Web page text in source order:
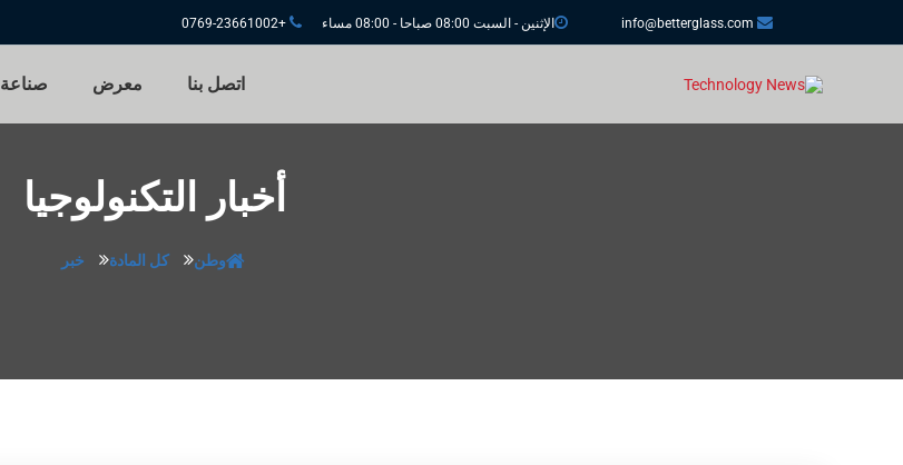
info@betterglass.com الإثنين - السبت 08:00 صباحا - 08:00 مساء +0769-23661002
صناعة معرض اتصل بنا
أخبار التكنولوجيا
وطن كل المادة خبر